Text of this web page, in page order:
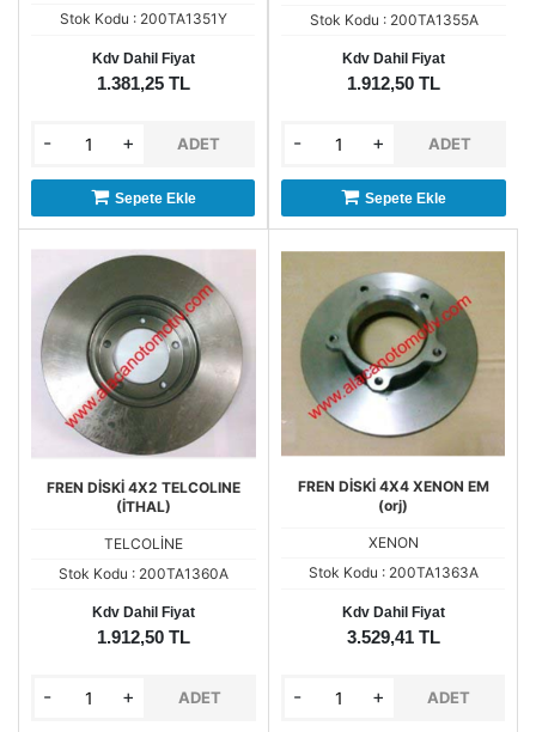
Stok Kodu : 200TA1351Y
Kdv Dahil Fiyat
1.381,25 TL
- + ADET
Sepete Ekle
Stok Kodu : 200TA1355A
Kdv Dahil Fiyat
1.912,50 TL
- + ADET
Sepete Ekle
FREN DİSKİ 4X2 TELCOLINE
(İTHAL)
TELCOLİNE
Stok Kodu : 200TA1360A
Kdv Dahil Fiyat
1.912,50 TL
- + ADET
FREN DİSKİ 4X4 XENON EM
(orj)
XENON
Stok Kodu : 200TA1363A
Kdv Dahil Fiyat
3.529,41 TL
- + ADET